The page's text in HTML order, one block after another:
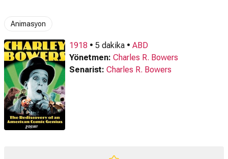
Animasyon
1918 • 5 dakika • ABD
Yönetmen: Charles R. Bowers
Senarist: Charles R. Bowers